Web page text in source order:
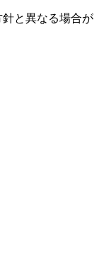
と異なる場合が